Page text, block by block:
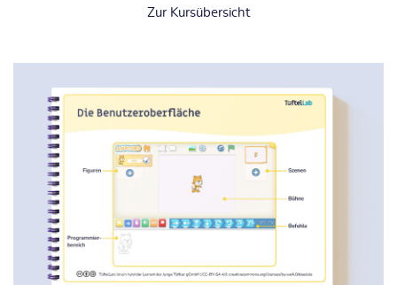
Zur Kursübersicht